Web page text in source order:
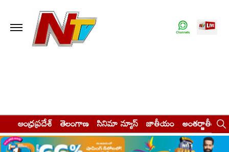
ఆంధ్రప్రదేశ్ తెలంగాణ సినిమా న్యూస్ జాతీయం అంతర్జాతీయం